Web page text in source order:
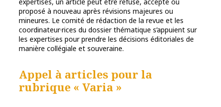
proposé à nouveau après révisions majeures ou
mineures. Le comité de rédaction de la revue et les
coordinateur·rices du dossier thématique s’appuient sur
les expertises pour prendre les décisions éditoriales de
manière collégiale et souveraine.
Appel à articles pour la
rubrique « Varia »